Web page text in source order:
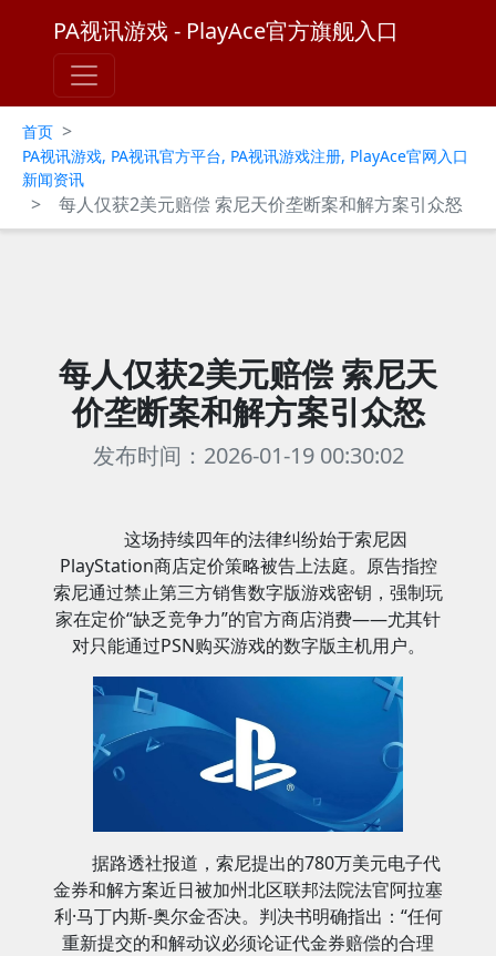
PA视讯游戏 - PlayAce官方旗舰入口
首页 >
PA视讯游戏, PA视讯官方平台, PA视讯游戏注册, PlayAce官网入口
新闻资讯
> 每人仅获2美元赔偿 索尼天价垄断案和解方案引众怒
每人仅获2美元赔偿 索尼天
价垄断案和解方案引众怒
发布时间：2026-01-19 00:30:02
这场持续四年的法律纠纷始于索尼因
PlayStation商店定价策略被告上法庭。原告指控
索尼通过禁止第三方销售数字版游戏密钥，强制玩
家在定价“缺乏竞争力”的官方商店消费——尤其针
对只能通过PSN购买游戏的数字版主机用户。
据路透社报道，索尼提出的780万美元电子代
金券和解方案近日被加州北区联邦法院法官阿拉塞
利·马丁内斯-奥尔金否决。判决书明确指出：“任何
重新提交的和解动议必须论证代金券赔偿的合理